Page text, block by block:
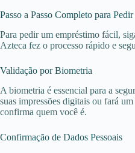
Passo a Passo Completo para
Para pedir um empréstimo fácil,
Azteca fez o processo rápido e
Validação por Biometria
A biometria é essencial para a
suas impressões digitais ou fará
confirma quem você é.
Confirmação de Dados Pessoais